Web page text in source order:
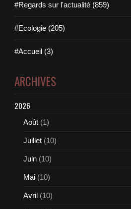
#Regards sur l'actualité (859)
#Ecologie (205)
#Accueil (3)
ARCHIVES
2026
Août (1)
Juillet (10)
Juin (10)
Mai (10)
Avril (10)